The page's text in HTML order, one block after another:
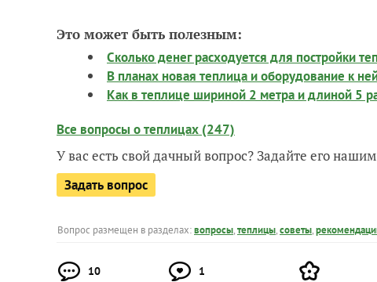
Это может быть полезным:
Сколько денег расходуется для постройки
В планах новая теплица и оборудование к
Как в теплице шириной 2 метра и длиной 5
Все вопросы о теплицах (247)
У вас есть свой дачный вопрос? Задайте его
Задать вопрос
Вопрос размещен в разделах:вопросы,теплицы,советы,
10
1